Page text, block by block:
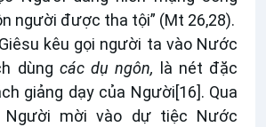
người được tha tội” (Mt 26,28).
kêu gọi người ta vào Nước
dùng các dụ ngôn,
là nét đặc
giảng dạy của Người[16]. Qua
Người mời vào dự tiệc Nước